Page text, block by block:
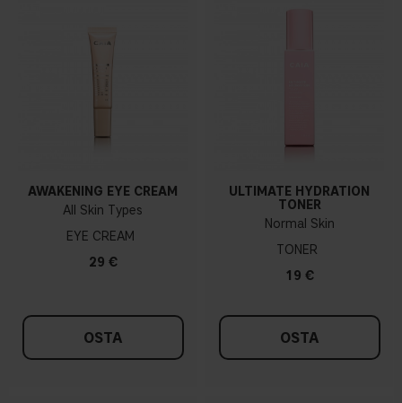
AWAKENING EYE CREAM
All Skin Types
EYE CREAM
29 €
OSTA
ULTIMATE HYDRATION
TONER
Normal Skin
TONER
19 €
OSTA